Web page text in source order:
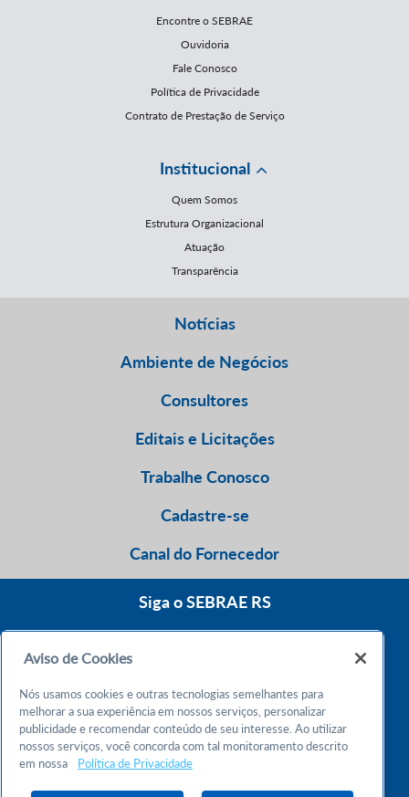
Encontre o SEBRAE
Ouvidoria
Fale Conosco
Política de Privacidade
Contrato de Prestação de Serviço
Institucional
Quem Somos
Estrutura Organizacional
Atuação
Transparência
Notícias
Ambiente de Negócios
Consultores
Editais e Licitações
Trabalhe Conosco
Cadastre-se
Canal do Fornecedor
Siga o SEBRAE RS
Atendimento 24h
Chame no WhatsApp
Aviso de Cookies
Nós usamos cookies e outras tecnologias semelhantes para
melhorar a sua experiência em nossos serviços, personalizar
publicidade e recomendar conteúdo de seu interesse. Ao utilizar
nossos serviços, você concorda com tal monitoramento descrito
em nossa
Política de Privacidade